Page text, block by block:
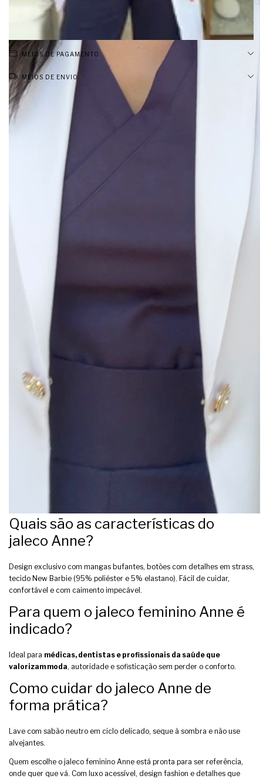
MEIOS DE PAGAMENTO
MEIOS DE ENVIO
Jaleco Feminino Anne: elegância e
autoridade em cada detalhe
O jaleco feminino Anne da JalecoChic é uma peça única que traz
elegância e autoridade para os profissionais de saúde, com toques
fashion que agregam ainda mais na sua imagem e design de alfaiataria
que valoriza sua presença em qualquer ambiente. Quem escolhe
JalecoChic sabe que é possível ser referência e chique mesmo enquanto
cuida da carreira.
Reinvente seu visual: os principais
benefícios do Jaleco Anne
O jaleco feminino Anne é
sofisticada e de sucesso
, com destaque pelo caimento impecável do
tecido 95% poliéster e 5% elastano, trazendo leveza e mais liberdade
de movimento. Um dos principais detalhes do
são as mangas
levemente bufantes e os botões com toques de strass, ideal para quem
Detalhes e diferenciais: por que o Anne é
único
Design diferenciado: mangas levemente bufantes e com detalhes
Tecido versátil premium: 95% poliéster e 5% elastano com toque
Apresentação: embalagem presenteável, perfeita para surpreender;
Indicação: profissionais da saúde, como médicas e dentistas.
Quais são as características do
jaleco Anne?
Design exclusivo com mangas bufantes, botões com detalhes em strass,
tecido New Barbie (95% poliéster e 5% elastano). Fácil de cuidar,
confortável e com caimento impecável.
Para quem o jaleco feminino Anne é
indicado?
Ideal para médicas, dentistas e profissionais da saúde que
valorizam moda, autoridade e sofisticação sem perder o conforto.
Como cuidar do jaleco Anne de
forma prática?
Lave com sabão neutro em ciclo delicado, seque à sombra e não use
alvejantes.
Quem escolhe o jaleco feminino Anne está pronta para ser referência,
onde quer que vá. Com luxo acessível, design fashion e detalhes que